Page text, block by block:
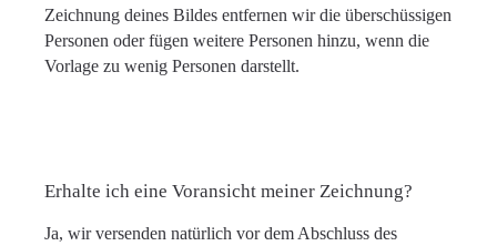
Zeichnung deines Bildes entfernen wir die überschüssigen
Personen oder fügen weitere Personen hinzu, wenn die
Vorlage zu wenig Personen darstellt.
Erhalte ich eine Voransicht meiner Zeichnung?
Ja, wir versenden natürlich vor dem Abschluss des